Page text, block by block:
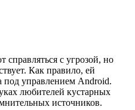
с угрозой, но
Как правило, ей
под управлением Android.
любителей кустарных
источников.